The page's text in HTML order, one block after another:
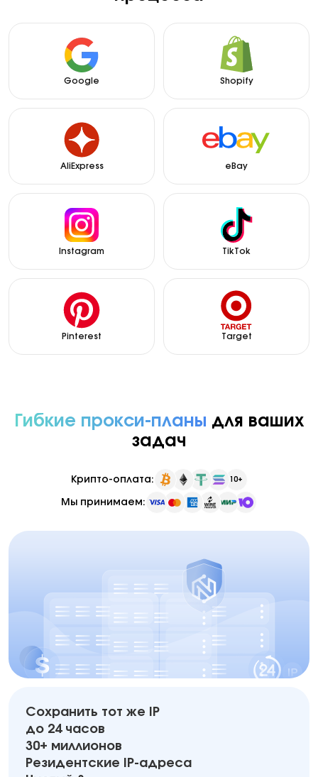
Google Shopify
AliExpress eBay
Instagram TikTok
Pinterest Target
Гибкие прокси-планы для ваших
задач
Крипто-оплата: 10+
Мы принимаем:
Сохранить тот же IP
до 24 часов
30+ миллионов
Резидентские IP-адреса